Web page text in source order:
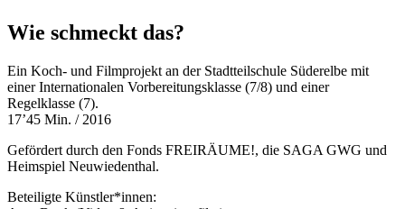
Wie schmeckt das?
Ein Koch- und Filmprojekt an der Stadtteilschule Süderelbe mit
einer Internationalen Vorbereitungsklasse (7/8) und einer
Regelklasse (7).
17’45 Min. / 2016
Gefördert durch den Fonds FREIRÄUME!, die SAGA GWG und
Heimspiel Neuwiedenthal.
Beteiligte Künstler*innen: